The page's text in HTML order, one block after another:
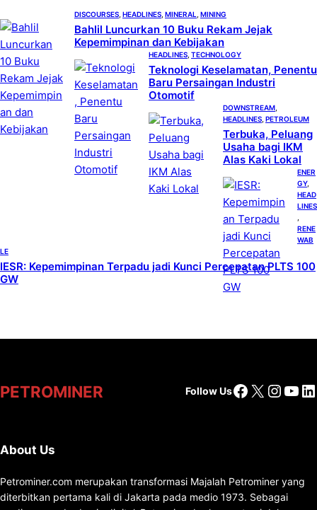
DISCOURSES HEADLINES MINERAL MINING
Bahlil Luncurkan 10 Buku Rekam Jejak
Kepemimpinan dan Kebijakan
HEADLINES TECHNOLOGY
Teknologi Keselamatan, Penentu
Baru Persaingan Industri
Otomotif
DOWNSTREAM
HEADLINES PETROLEUM
Terbuka, Peluang
Usaha bagi IKM
Alas Kaki Lokal
ENER
GY
HEAD
LINES
RENE
WAB
LE
IESR: Kepemimpinan Terpadu jadi Kunci Percepatan PLTS 100
GW
PETROMINER Follow UsFacebook
X
About Us
Petrominer.com merupakan transformasi Majalah Petrominer yang
diterbitkan pertama kali di Jakarta pada medio 1973. Sebagai